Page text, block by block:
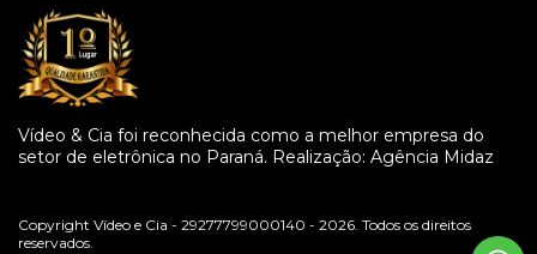
Vídeo & Cia foi reconhecida como a melhor empresa do
setor de eletrônica no Paraná. Realização: Agência Midaz
Copyright Vídeo e Cia - 29277799000140 - 2026. Todos os direitos
reservados.